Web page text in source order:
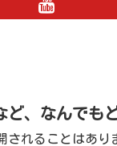
ど、なんでも
されることはあり